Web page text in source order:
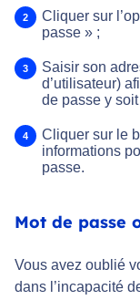
Cliquer sur
passe » ;
Saisir son
d’utilisateur)
de passe y
Cliquer sur le
informations
passe.
Mot de passe
Vous avez oublié
dans l’incapacité